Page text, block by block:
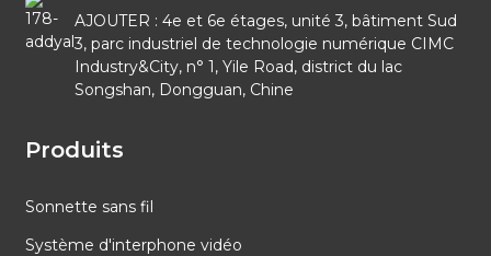
AJOUTER : 4e et 6e étages, unité 3, bâtiment Sud
3, parc industriel de technologie numérique CIMC
Industry&City, n° 1, Yile Road, district du lac
Songshan, Dongguan, Chine
Produits
Sonnette sans fil
Système d'interphone vidéo